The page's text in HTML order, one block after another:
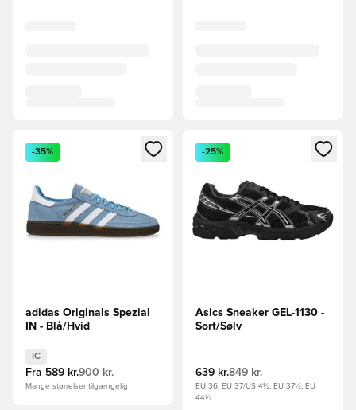
Åbner en Modal til at logge ind eller tilmelde dig som
-35%
adidas Originals Spezial
IN - Blå/Hvid
IC
Fra 589 kr.900 kr.
Mange størrelser tilgængelig
Åbner en Modal til at logge
-25%
Asics Sneaker GEL-1130 -
Sort/Sølv
639 kr.849 kr.
EU 36, EU 37/US 4½, EU 37½, EU
44½